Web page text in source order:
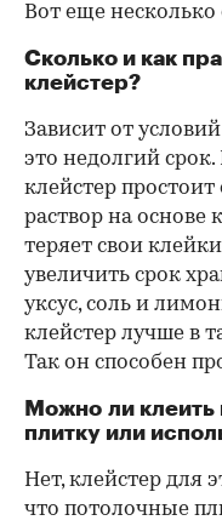
Вот еще несколько
Сколько и как
клейстер?
Зависит от
это недолгий
клейстер
раствор на основе
теряет свои
увеличить срок
уксус, соль и
клейстер лучше в
Так он способен
Можно ли
плитку или
Нет, клейстер для
что потолочные